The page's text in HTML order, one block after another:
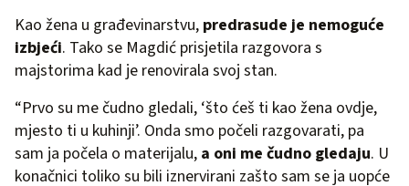
Kao žena u građevinarstvu, predrasude je nemoguće
izbjeći. Tako se Magdić prisjetila razgovora s
majstorima kad je renovirala svoj stan.
“Prvo su me čudno gledali, ‘što ćeš ti kao žena ovdje,
mjesto ti u kuhinji’. Onda smo počeli razgovarati, pa
sam ja počela o materijalu, a oni me čudno gledaju. U
konačnici toliko su bili iznervirani zašto sam se ja uopće